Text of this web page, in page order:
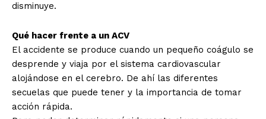
disminuye.
Qué hacer frente a un ACV
El accidente se produce cuando un pequeño coágulo se
desprende y viaja por el sistema cardiovascular
alojándose en el cerebro. De ahí las diferentes
secuelas que puede tener y la importancia de tomar
acción rápida.